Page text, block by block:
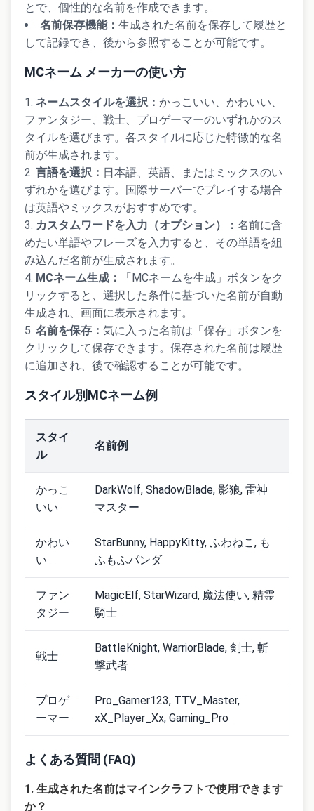
とで、個性的な名前を作成できます。
名前保存機能： 生成された名前を保存して履歴と
して記録でき、後から参照することが可能です。
MCネーム メーカーの使い方
ネームスタイルを選択： かっこいい、かわいい、
ファンタジー、戦士、プロゲーマーのいずれかのス
タイルを選びます。各スタイルに応じた特徴的な名
前が生成されます。
言語を選択： 日本語、英語、またはミックスのい
ずれかを選びます。国際サーバーでプレイする場合
は英語やミックスがおすすめです。
カスタムワードを入力（オプション）： 名前に含
めたい単語やフレーズを入力すると、その単語を組
み込んだ名前が生成されます。
MCネーム生成：
「MCネームを生成」ボタンをク
リックすると、選択した条件に基づいた名前が自動
生成され、画面に表示されます。
名前を保存： 気に入った名前は「保存」ボタンを
クリックして保存できます。保存された名前は履歴
に追加され、後で確認することが可能です。
スタイル別MCネーム例
スタイ
ル
名前例
かっこ
いい
DarkWolf, ShadowBlade, 影狼, 雷神
マスター
かわい
い
StarBunny, HappyKitty, ふわねこ, も
ふもふパンダ
ファン
タジー
MagicElf, StarWizard, 魔法使い, 精霊
騎士
戦士
BattleKnight, WarriorBlade, 剣士, 斬
撃武者
プロゲ
ーマー
Pro_Gamer123, TTV_Master,
xX_Player_Xx, Gaming_Pro
よくある質問 (FAQ)
1. 生成された名前はマインクラフトで使用できます
か？